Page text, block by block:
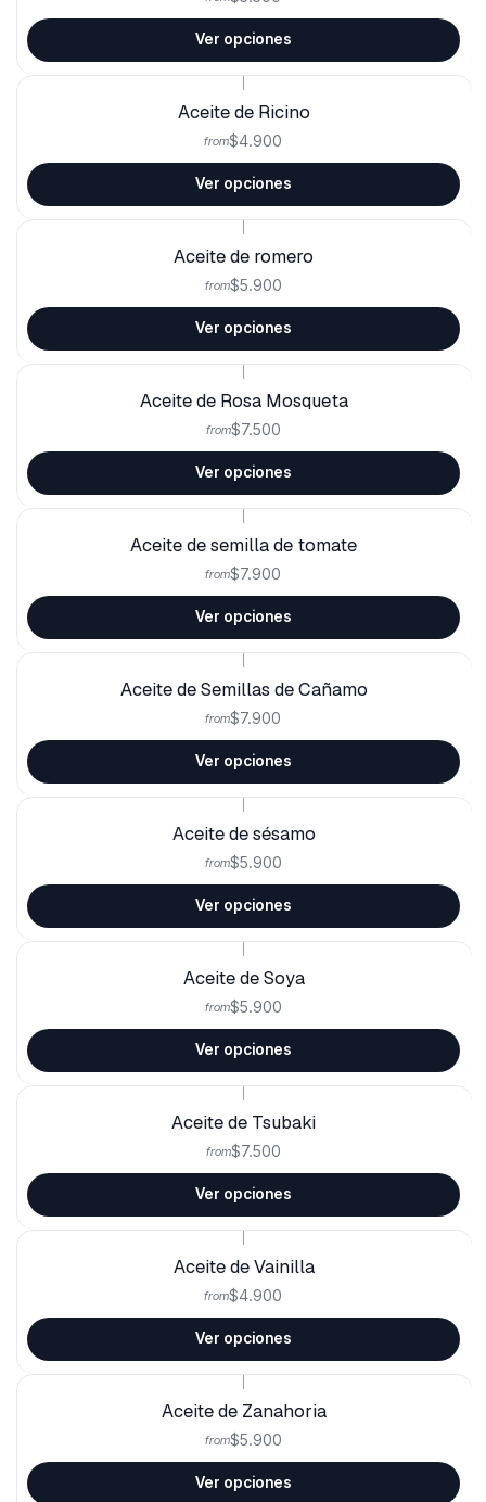
Ver opciones
Aceite de Ricino
from$4.900
Ver opciones
Aceite de romero
from$5.900
Ver opciones
Aceite de Rosa Mosqueta
from$7.500
Ver opciones
Aceite de semilla de tomate
from$7.900
Ver opciones
Aceite de Semillas de Cañamo
from$7.900
Ver opciones
Aceite de sésamo
from$5.900
Ver opciones
Aceite de Soya
from$5.900
Ver opciones
Aceite de Tsubaki
from$7.500
Ver opciones
Aceite de Vainilla
from$4.900
Ver opciones
Aceite de Zanahoria
from$5.900
Ver opciones